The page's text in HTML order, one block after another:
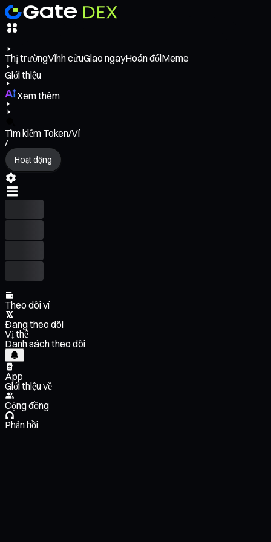
Thị trườngVĩnh cửuGiao ngayHoán đổiMeme
Giới thiệu
Xem thêm
Tìm kiếm Token/Ví
/
Hoạt động
Theo dõi ví
Đang theo dõi
Vị thế
Danh sách theo dõi
App
Giới thiệu về
Cộng đồng
Phản hồi